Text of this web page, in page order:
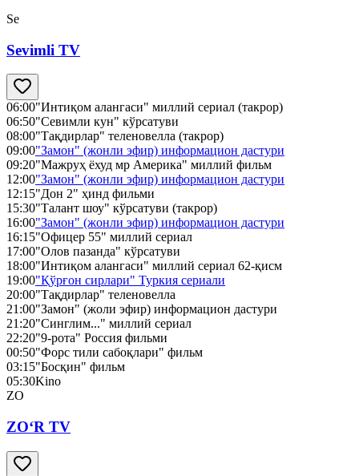
Se
Sevimli TV
06:00"Интиқом алангаси" миллий сериал (такрор)
06:50"Севимли кун" кўрсатуви
08:00"Тақдирлар" теленовелла (такрор)
09:00"Замон" (жонли эфир) информацион дастури
09:20"Мажруҳ ёхуд мр Америка" миллий фильм
12:00"Замон" (жонли эфир) информацион дастури
12:15"Дон 2" ҳинд фильми
15:30"Талант шоу" кўрсатуви (такрор)
16:00"Замон" (жонли эфир) информацион дастури
16:15"Офицер 55" миллий сериал
17:00"Олов пазанда" кўрсатуви
18:00"Интиқом алангаси" миллий сериал 62-қисм
19:00"Қўрғон сирлари" Туркия сериали
20:00"Тақдирлар" теленовелла
21:00"Замон" (жоли эфир) информацион дастури
21:20"Синглим..." миллий сериал
22:20"9-рота" Россия фильми
00:50"Форс тили сабоқлари" фильм
03:15"Босқин" фильм
05:30Kino
ZO
ZO‘R TV